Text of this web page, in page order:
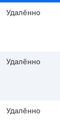
Удалённо
Удалённо
Удалённо